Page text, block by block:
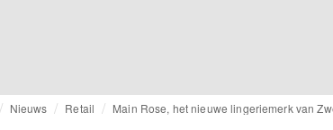
Nieuws Retail Main Rose, het nieuwe lingeriemerk van